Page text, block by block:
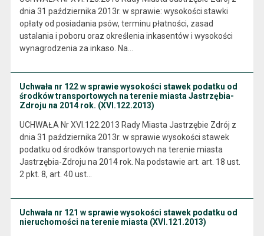
dnia 31 października 2013r. w sprawie: wysokości stawki
opłaty od posiadania psów, terminu płatności, zasad
ustalania i poboru oraz określenia inkasentów i wysokości
wynagrodzenia za inkaso. Na…
Uchwała nr 122 w sprawie wysokości stawek podatku od
środków transportowych na terenie miasta Jastrzębia-
Zdroju na 2014 rok. (XVI.122.2013)
UCHWAŁA Nr XVI.122.2013 Rady Miasta Jastrzębie Zdrój z
dnia 31 października 2013r. w sprawie wysokości stawek
podatku od środków transportowych na terenie miasta
Jastrzębia-Zdroju na 2014 rok. Na podstawie art. art. 18 ust.
2 pkt. 8, art. 40 ust…
Uchwała nr 121 w sprawie wysokości stawek podatku od
nieruchomości na terenie miasta (XVI.121.2013)